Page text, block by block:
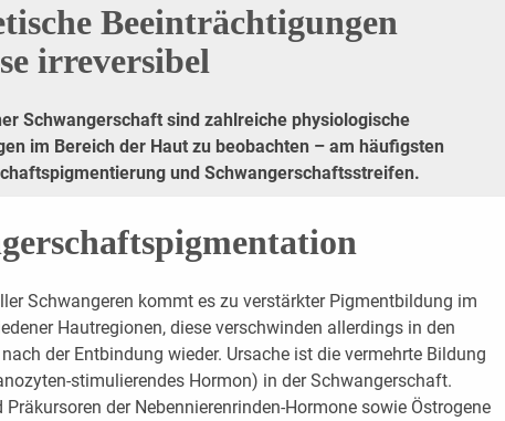
Beeinträchtigungen
irreversibel
Schwangerschaft sind zahlreiche physiologische
im Bereich der Haut zu beobachten – am häufigsten
und Schwangerschaftsstreifen.
Schwangeren kommt es zu verstärkter Pigmentbildung im
Hautregionen, diese verschwinden allerdings in den
der Entbindung wieder. Ursache ist die vermehrte Bildung
stimulierendes Hormon) in der Schwangerschaft.
der Nebennierenrinden-Hormone sowie Östrogene